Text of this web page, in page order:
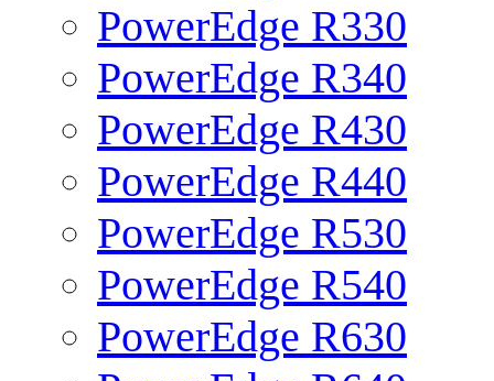
PowerEdge R330
PowerEdge R340
PowerEdge R430
PowerEdge R440
PowerEdge R530
PowerEdge R540
PowerEdge R630